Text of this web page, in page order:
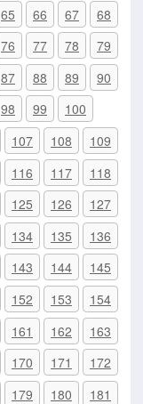
65 66 67
68
76 77 78
79
87 88 89
90
98 99
100
107 108
109
116 117
118
125 126
127
134 135
136
143 144
145
152 153
154
161 162
163
170 171
172
179 180
181